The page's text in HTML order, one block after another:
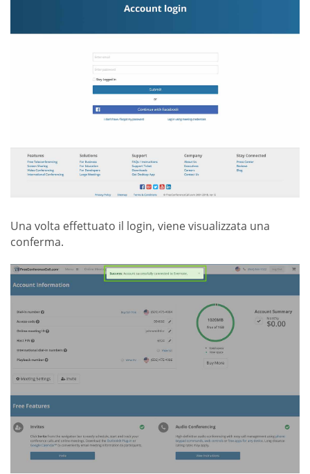
Una volta effettuato il login, viene visualizzata una
conferma.